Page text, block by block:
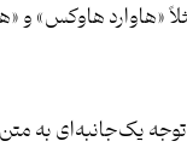
«هاوارد هاوکس»
یک‌جانبه‌ای به